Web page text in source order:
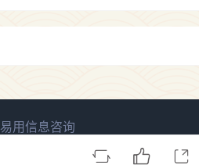
易用信息咨询
鲁ICP备2023027138号-2